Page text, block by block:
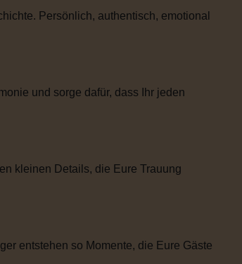
Persönlich, authentisch, emotional
und sorge dafür, dass Ihr jeden
kleinen Details, die Eure Trauung
entstehen so Momente, die Eure Gäste